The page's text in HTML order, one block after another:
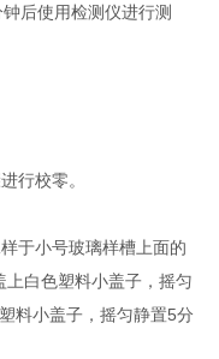
后使用检测仪进行测
行校零。
于小号玻璃样槽上面的
上白色塑料小盖子，摇匀
料小盖子，摇匀静置5分